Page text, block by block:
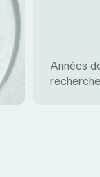
Années
recherche